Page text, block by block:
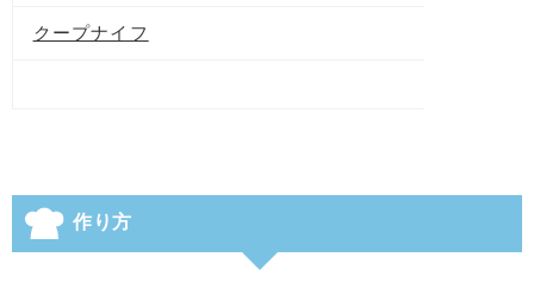
クープナイフ
作り方